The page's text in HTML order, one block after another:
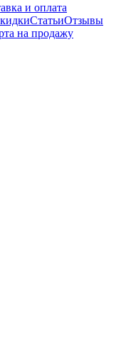
и оплата
СтатьиОтзывы
на продажу